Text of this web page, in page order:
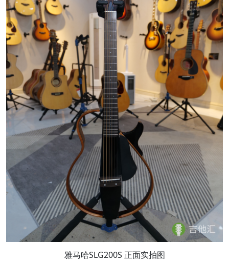
雅马哈SLG200S 正面实拍图